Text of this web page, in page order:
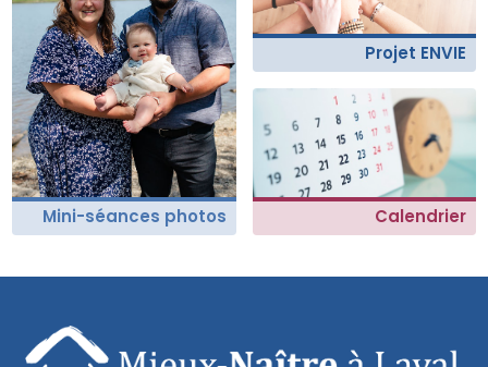
Projet ENVIE
Calendrier
Mini-séances photos